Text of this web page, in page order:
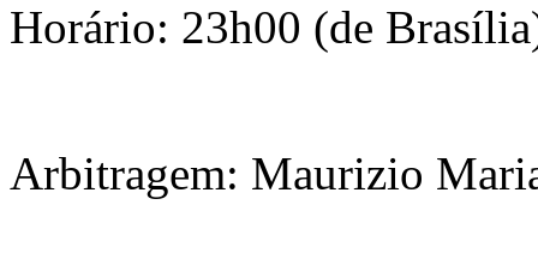
Horário: 23h00 (de
Arbitragem: Maurizio